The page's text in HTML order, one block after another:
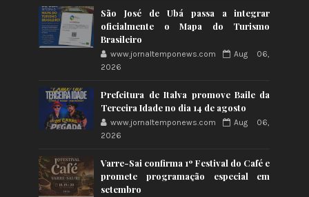
São José de Ubá passa a integrar
oficialmente o Mapa do Turismo
Brasileiro
www.jornaltemponews.com
Aug 06,
2026
Prefeitura de Italva promove Baile da
Terceira Idade no dia 14 de agosto
www.jornaltemponews.com
Aug 06,
2026
Varre-Sai confirma 1º Festival do Café e
promete programação especial em
setembro